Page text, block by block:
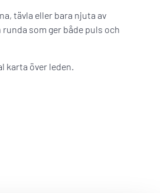
tävla eller bara njuta av
som ger både puls och
karta över leden.